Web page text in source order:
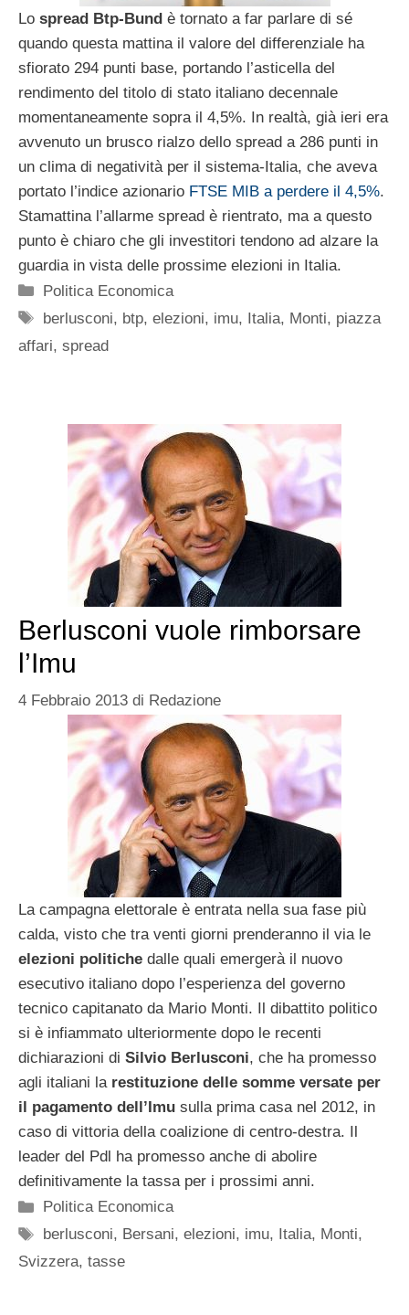
Lo spread Btp-Bund è tornato a far parlare di sé
quando questa mattina il valore del differenziale ha
sfiorato 294 punti base, portando l’asticella del
rendimento del titolo di stato italiano decennale
momentaneamente sopra il 4,5%. In realtà, già ieri era
avvenuto un brusco rialzo dello spread a 286 punti in
un clima di negatività per il sistema-Italia, che aveva
portato l’indice azionario FTSE MIB a perdere il 4,5%.
Stamattina l’allarme spread è rientrato, ma a questo
punto è chiaro che gli investitori tendono ad alzare la
guardia in vista delle prossime elezioni in Italia.
Categorie
Politica Economica
Tag
berlusconi, btp,elezioni, imu, Italia, Monti, piazza
affari, spread
Berlusconi vuole rimborsare
l’Imu
4 Febbraio 2013 di Redazione
La campagna elettorale è entrata nella sua fase più
calda, visto che tra venti giorni prenderanno il via le
elezioni politiche dalle quali emergerà il nuovo
esecutivo italiano dopo l’esperienza del governo
tecnico capitanato da Mario Monti. Il dibattito politico
si è infiammato ulteriormente dopo le recenti
dichiarazioni di Silvio Berlusconi, che ha promesso
agli italiani la restituzione delle somme versate per
il pagamento dell’Imu sulla prima casa nel 2012, in
caso di vittoria della coalizione di centro-destra. Il
leader del Pdl ha promesso anche di abolire
definitivamente la tassa per i prossimi anni.
Categorie
Politica Economica
Tag
berlusconi, Bersani,elezioni, imu, Italia, Monti,
Svizzera, tasse